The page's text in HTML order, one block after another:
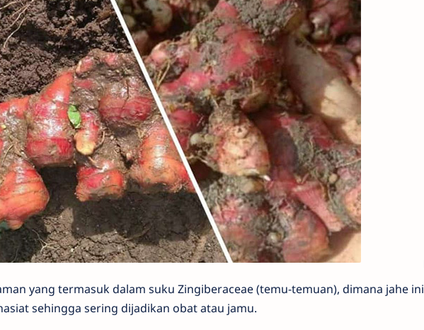
yang termasuk dalam suku Zingiberaceae (temu-temuan), dimana jahe ini
sehingga sering dijadikan obat atau jamu.